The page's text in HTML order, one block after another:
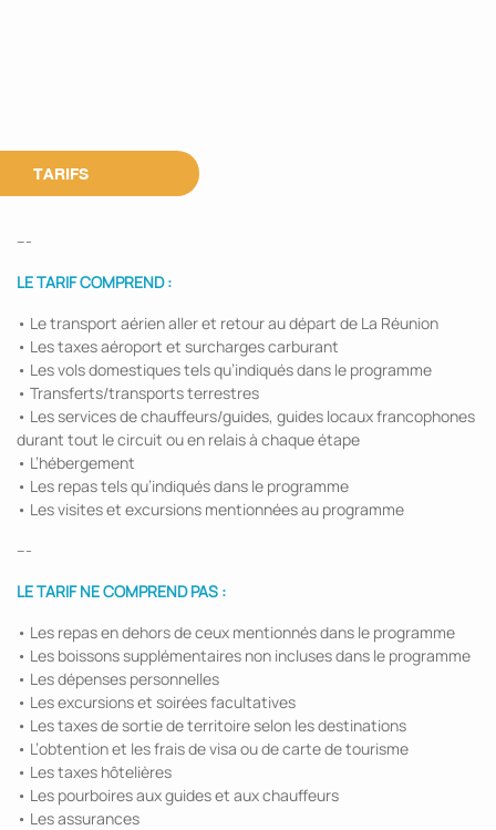
TARIFS
---
LE TARIF COMPREND :
• Le transport aérien aller et retour au départ de La Réunion
• Les taxes aéroport et surcharges carburant
• Les vols domestiques tels qu’indiqués dans le programme
• Transferts/transports terrestres
• Les services de chauffeurs/guides, guides locaux francophones
durant tout le circuit ou en relais à chaque étape
• L’hébergement
• Les repas tels qu’indiqués dans le programme
• Les visites et excursions mentionnées au programme
---
LE TARIF NE COMPREND PAS :
• Les repas en dehors de ceux mentionnés dans le programme
• Les boissons supplémentaires non incluses dans le programme
• Les dépenses personnelles
• Les excursions et soirées facultatives
• Les taxes de sortie de territoire selon les destinations
• L’obtention et les frais de visa ou de carte de tourisme
• Les taxes hôtelières
• Les pourboires aux guides et aux chauffeurs
• Les assurances